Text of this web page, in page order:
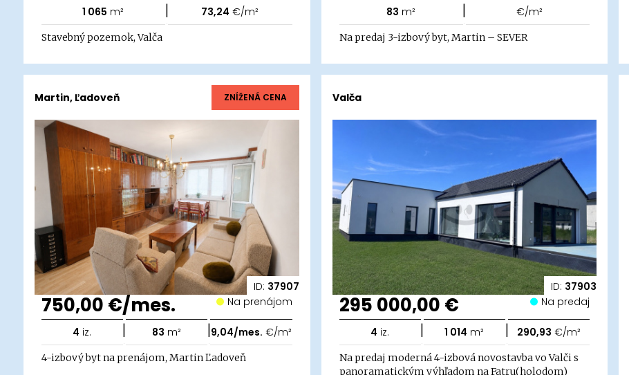
1 065 m² | 73,24 €/m²
Stavebný pozemok, Valča
83 m² | €/m²
Na predaj 3-izbový byt, Martin – SEVER
ID: 37907
Martin, Ľadoveň ZNÍŽENÁ CENA
750,00 €/mes. Na prenájom
4 iz. | 83 m² |9,04/mes. €/m²
4-izbový byt na prenájom, Martin Ľadoveň
ID: 37903
Valča
295 000,00 € Na predaj
4 iz. | 1 014 m² | 290,93 €/m²
Na predaj moderná 4-izbová novostavba vo Valči s
panoramatickým výhľadom na Fatru(holodom)